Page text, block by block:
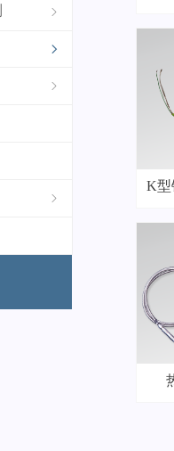
K型
ꁇ
ꁇ
ꁇ
ꁇ